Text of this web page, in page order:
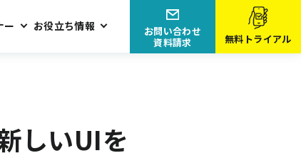
ー お役立ち情報
無料トライアル
お問い合わせ
資料請求
しいUIを